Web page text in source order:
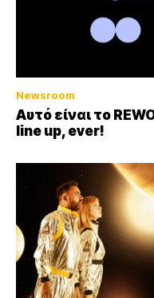
Newsroom
Αυτό είναι το
line up, ever!